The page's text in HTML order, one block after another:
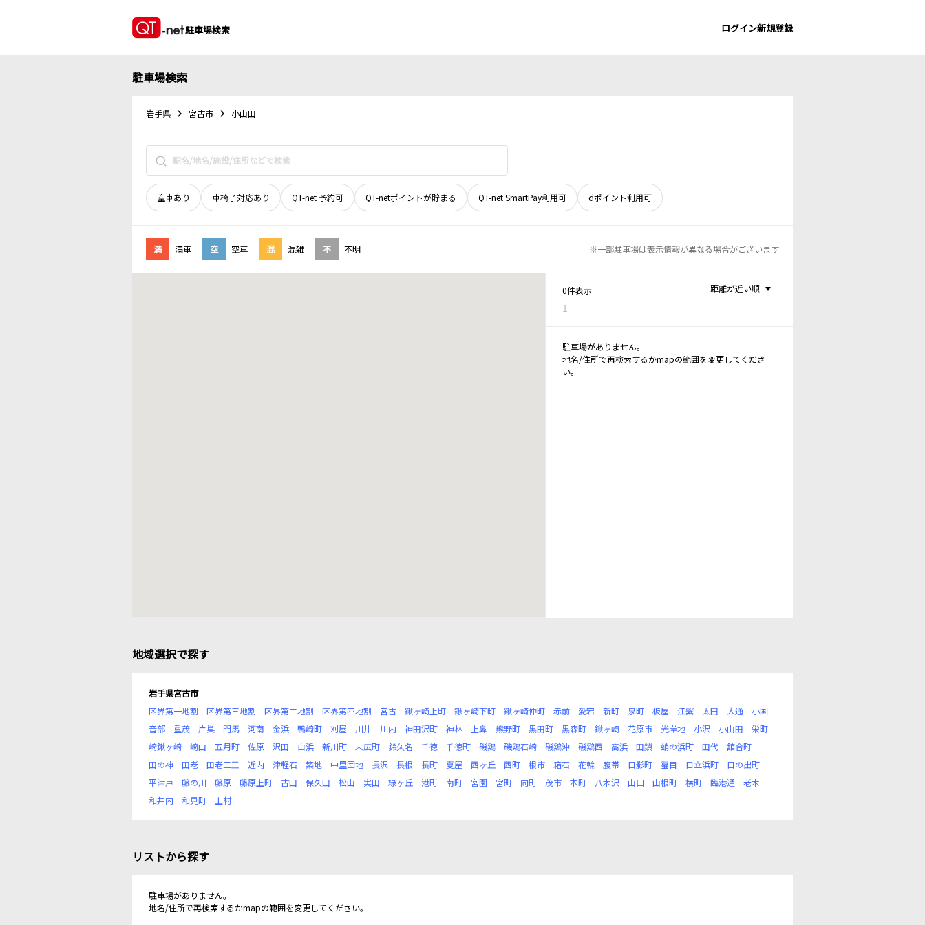
駐車場検索 ログイン新規登録
駐車場検索
岩手県 宮古市 小山田
空車あり 車椅子対応あり QT-net 予約可 QT-netポイントが貯まる QT-net SmartPay利用可 dポイント利用可
満 満車 空 空車 混 混雑 不 不明 ※一部駐車場は表示情報が異なる場合がございます
0件表示
1
距離が近い順
駐車場がありません。
地名/住所で再検索するかmapの範囲を変更してくださ
い。
地域選択で探す
岩手県宮古市
区界第一地割
区界第三地割 区界第二地割 区界第四地割 宮古 鍬ヶ崎上町 鍬ヶ崎下町 鍬ヶ崎仲町 赤前 愛宕 新町 泉町 板屋 江繋 太田 大通
小国
音部
重茂 片巣 門馬 河南 金浜 鴨崎町 刈屋 川井 川内 神田沢町 神林 上鼻 熊野町 黒田町 黒森町 鍬ヶ崎 花原市 光岸地 小沢 小山田
栄町
崎鍬ヶ崎
崎山 五月町 佐原 沢田 白浜 新川町 末広町 鈴久名 千徳 千徳町 磯鶏 磯鶏石崎 磯鶏沖 磯鶏西 高浜 田鎖 蛸の浜町 田代
舘合町
田の神
田老 田老三王 近内 津軽石 築地 中里団地 長沢 長根 長町 夏屋 西ヶ丘 西町 根市 箱石 花輪 腹帯 日影町 蟇目 日立浜町
日の出町
平津戸
藤の川 藤原 藤原上町 古田 保久田 松山 実田 緑ヶ丘 港町 南町 宮園 宮町 向町 茂市 本町 八木沢 山口 山根町 横町 臨港通
老木
和井内
和見町 上村
リストから探す
駐車場がありません。
地名/住所で再検索するかmapの範囲を変更してください。